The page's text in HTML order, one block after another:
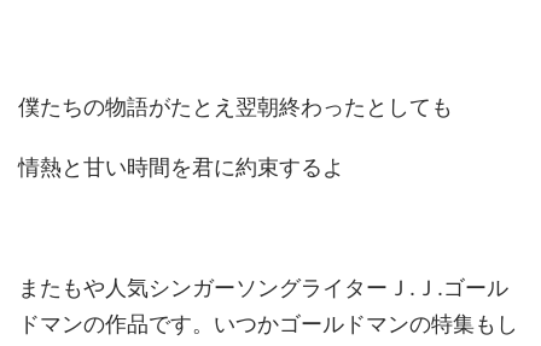
僕たちの物語がたとえ翌朝終わったとしても
情熱と甘い時間を君に約束するよ
またもや人気シンガーソングライターＪ.Ｊ.ゴール
ドマンの作品です。いつかゴールドマンの特集もし